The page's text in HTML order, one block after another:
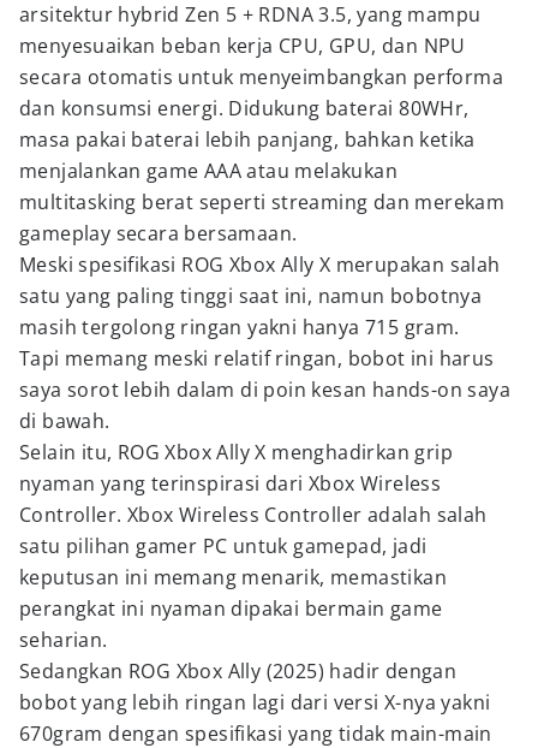
arsitektur hybrid Zen 5 + RDNA 3.5, yang mampu
menyesuaikan beban kerja CPU, GPU, dan NPU
secara otomatis untuk menyeimbangkan performa
dan konsumsi energi. Didukung baterai 80WHr,
masa pakai baterai lebih panjang, bahkan ketika
menjalankan game AAA atau melakukan
multitasking berat seperti streaming dan merekam
gameplay secara bersamaan.
Meski spesifikasi ROG Xbox Ally X merupakan salah
satu yang paling tinggi saat ini, namun bobotnya
masih tergolong ringan yakni hanya 715 gram.
Tapi memang meski relatif ringan, bobot ini harus
saya sorot lebih dalam di poin kesan hands-on saya
di bawah.
Selain itu, ROG Xbox Ally X menghadirkan grip
nyaman yang terinspirasi dari Xbox Wireless
Controller. Xbox Wireless Controller adalah salah
satu pilihan gamer PC untuk gamepad, jadi
keputusan ini memang menarik, memastikan
perangkat ini nyaman dipakai bermain game
seharian.
Sedangkan ROG Xbox Ally (2025) hadir dengan
bobot yang lebih ringan lagi dari versi X-nya yakni
670gram dengan spesifikasi yang tidak main-main